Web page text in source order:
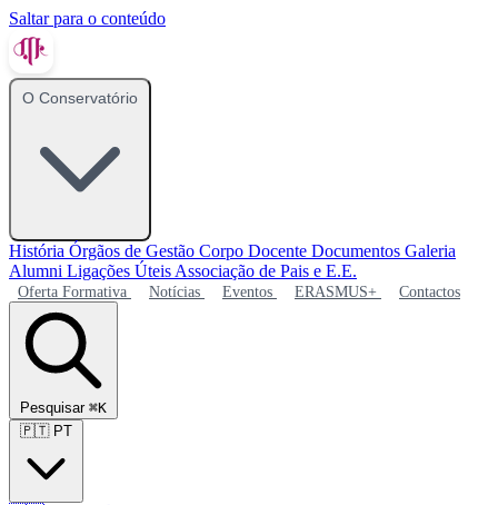
Saltar para o conteúdo
O Conservatório
História Órgãos de Gestão Corpo Docente Documentos Galeria
Alumni Ligações Úteis Associação de Pais e E.E.
Oferta Formativa Notícias Eventos ERASMUS+ Contactos
Pesquisar ⌘K
🇵🇹 PT